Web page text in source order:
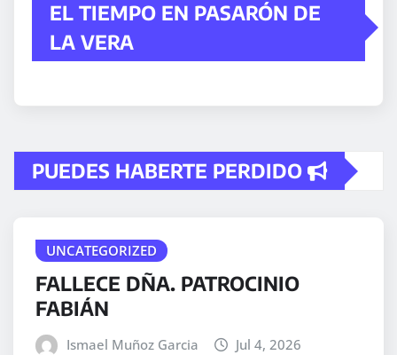
EL TIEMPO EN PASARÓN DE
LA VERA
PUEDES HABERTE PERDIDO
UNCATEGORIZED
FALLECE DÑA. PATROCINIO
FABIÁN
Ismael Muñoz Garcia Jul 4, 2026